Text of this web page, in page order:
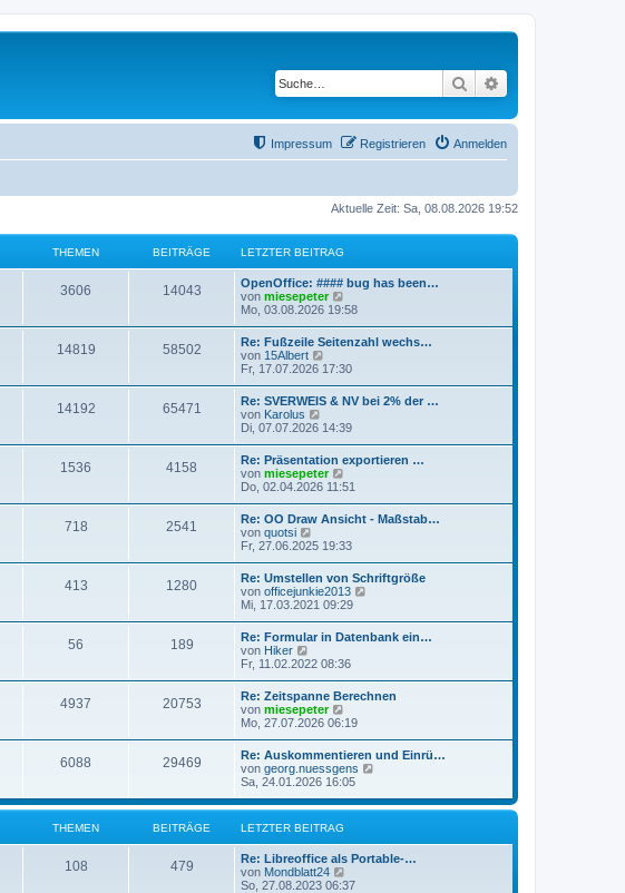
Suche
Anmelden
Registrieren
Impressum
Aktuelle Zeit: Sa, 08.08.2026 19:52
THEMEN BEITRÄGE LETZTER BEITRAG
3606 14043
OpenOffice: #### bug has been…
von miesepeter
e
s
t
e
r
B
i
t
r
a
g
Mo, 03.08.2026 19:58
14819 58502
Re: Fußzeile Seitenzahl wechs…
von 15Albert
e
e
s
t
e
r
B
e
t
r
a
g
Fr, 17.07.2026 17:30
14192 65471
Re: SVERWEIS & NV bei 2% der …
von Karolus
e
e
s
t
e
r
B
i
t
r
a
g
Di, 07.07.2026 14:39
1536 4158
Re: Präsentation exportieren …
von miesepeter
e
e
s
t
e
r
B
e
i
t
r
a
g
Do, 02.04.2026 11:51
718 2541
Re: OO Draw Ansicht - Maßstab…
von quotsi
e
s
t
e
r
B
i
t
r
a
g
Fr, 27.06.2025 19:33
413 1280
Re: Umstellen von Schriftgröße
von officejunkie2013
e
s
r
B
t
r
a
g
Mi, 17.03.2021 09:29
56 189
Re: Formular in Datenbank ein…
von Hiker
e
s
t
e
r
B
e
i
t
r
a
g
Fr, 11.02.2022 08:36
4937 20753
Re: Zeitspanne Berechnen
von miesepeter
e
e
s
t
e
r
B
i
t
a
Mo, 27.07.2026 06:19
6088 29469
Re: Auskommentieren und Einrü…
von georg.nuessgens
e
e
r
Sa, 24.01.2026 16:05
THEMEN BEITRÄGE LETZTER BEITRAG
108 479
Re: Libreoffice als Portable-…
von Mondblatt24
e
So, 27.08.2023 06:37